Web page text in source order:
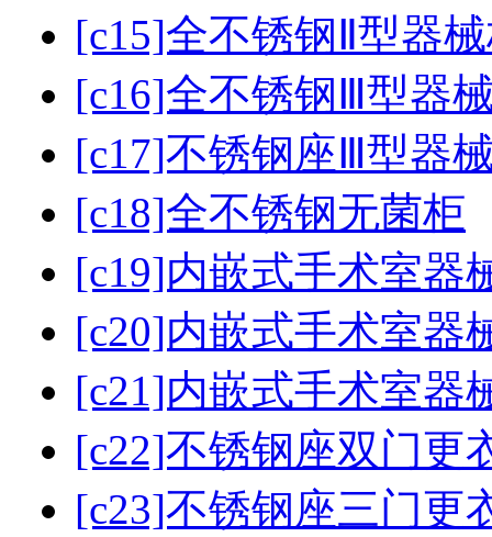
[c15]全不锈钢Ⅱ型器
[c16]全不锈钢Ⅲ型器
[c17]不锈钢座Ⅲ型器
[c18]全不锈钢无菌柜
[c19]内嵌式手术室器
[c20]内嵌式手术室器
[c21]内嵌式手术室器
[c22]不锈钢座双门更
[c23]不锈钢座三门更